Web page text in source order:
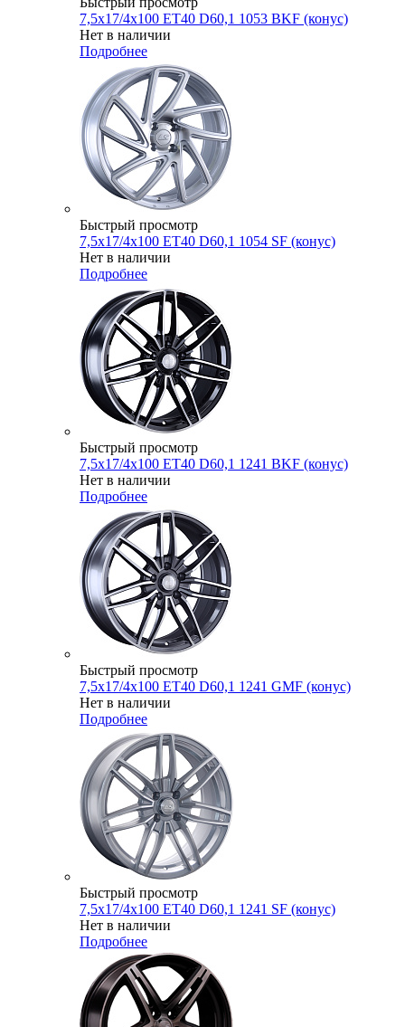
7,5x17/4x100 ET40 D60,1 1053 BKF (конус)
Нет в наличии
Подробнее
Быстрый просмотр
7,5x17/4x100 ET40 D60,1 1054 SF (конус)
Нет в наличии
Подробнее
Быстрый просмотр
7,5x17/4x100 ET40 D60,1 1241 BKF (конус)
Нет в наличии
Подробнее
Быстрый просмотр
7,5x17/4x100 ET40 D60,1 1241 GMF (конус)
Нет в наличии
Подробнее
Быстрый просмотр
7,5x17/4x100 ET40 D60,1 1241 SF (конус)
Нет в наличии
Подробнее